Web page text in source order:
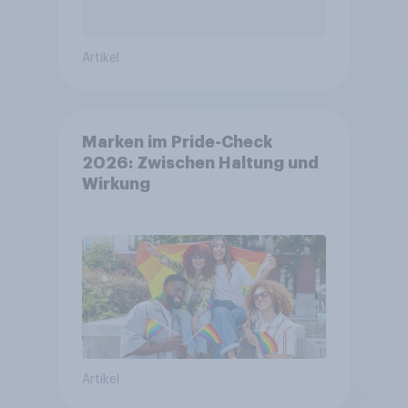
Artikel
Marken im Pride-Check
2026: Zwischen Haltung und
Wirkung
Artikel